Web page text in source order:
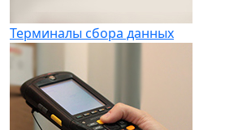
Терминалы сбора данных